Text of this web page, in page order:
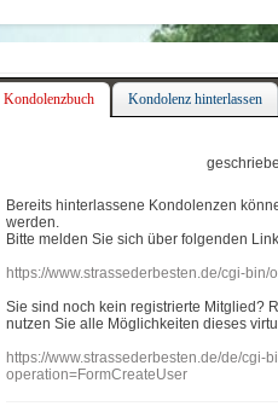
Kondolenzbuch Kondolenz hinterlassen
Bereits hinterlassene Kondolenzen
werden.
Bitte melden Sie sich über folgenden
https://www.strassederbesten.de/cgi-
Sie sind noch kein registrierte Mitglied?
nutzen Sie alle Möglichkeiten dieses
https://www.strassederbesten.de/de/cgi-
operation=FormCreateUser